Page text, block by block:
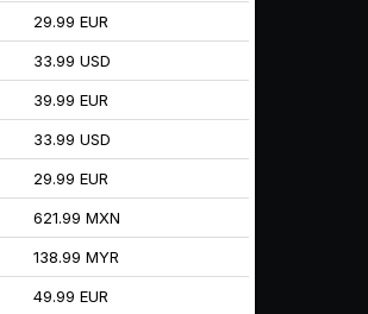
29.99 EUR
33.99 USD
39.99 EUR
33.99 USD
29.99 EUR
621.99 MXN
138.99 MYR
49.99 EUR